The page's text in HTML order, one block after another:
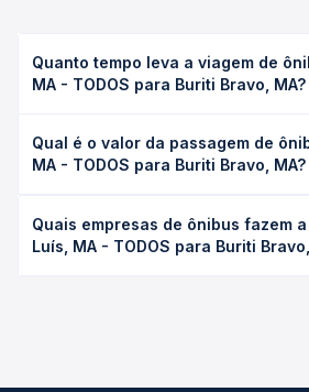
Quanto tempo leva a viagem de
MA - TODOS para Buriti Bravo, MA?
Bravo, MA leva em média 10h,
viação, o tipo de serviço
exata de cada opção na data
Qual é o valor da passagem de
MA - TODOS para Buriti Bravo, MA?
TODOS para Buriti Bravo, MA custa
varia conforme a data da viagem, a
Quais empresas de ônibus fazem
Luís, MA - TODOS para Buriti